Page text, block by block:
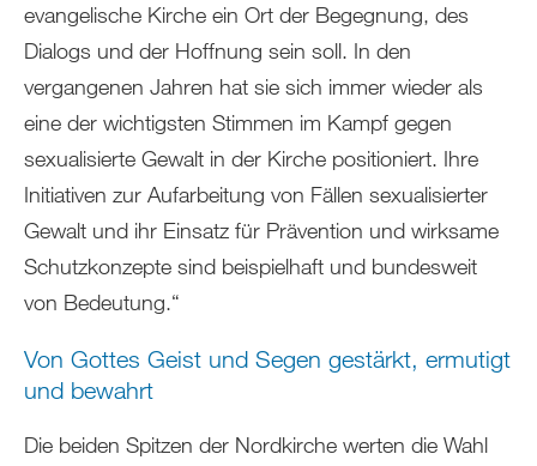
evangelische Kirche ein Ort der Begegnung, des
Dialogs und der Hoffnung sein soll. In den
vergangenen Jahren hat sie sich immer wieder als
eine der wichtigsten Stimmen im Kampf gegen
sexualisierte Gewalt in der Kirche positioniert. Ihre
Initiativen zur Aufarbeitung von Fällen sexualisierter
Gewalt und ihr Einsatz für Prävention und wirksame
Schutzkonzepte sind beispielhaft und bundesweit
von Bedeutung.“
Von Gottes Geist und Segen gestärkt, ermutigt
und bewahrt
Die beiden Spitzen der Nordkirche werten die Wahl